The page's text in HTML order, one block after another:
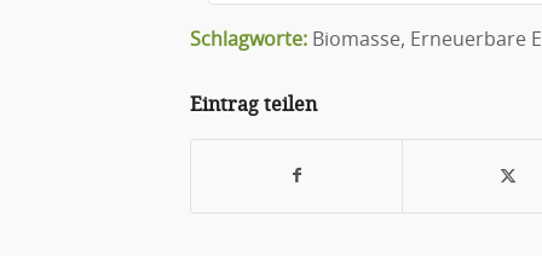
Schlagworte: Biomasse, Erneuerbare
Eintrag teilen